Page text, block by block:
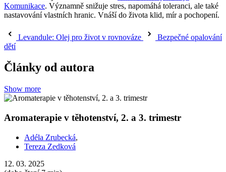
Komunikace. Významně snižuje stres, napomáhá toleranci, ale také
nastavování vlastních hranic. Vnáší do života klid, mír a pochopení.
Levandule: Olej pro život v rovnováze
Bezpečné opalování
dětí
Články od autora
Show more
Aromaterapie v těhotenství, 2. a 3. trimestr
Adéla Zrubecká,
Tereza Zedková
12. 03. 2025